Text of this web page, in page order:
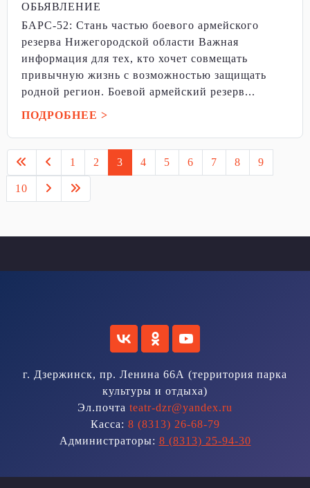
ОБЬЯВЛЕНИЕ
БАРС-52: Стань частью боевого армейского
резерва Нижегородской области Важная
информация для тех, кто хочет совмещать
привычную жизнь с возможностью защищать
родной регион. Боевой армейский резерв...
ПОДРОБНЕЕ >
1 2 3 4 5 6 7 8 9
10
г. Дзержинск, пр. Ленина 66А (территория парка
культуры и отдыха)
Эл.почта teatr-dzr@yandex.ru
Касса: 8 (8313) 26-68-79
Администраторы: 8 (8313) 25-94-30